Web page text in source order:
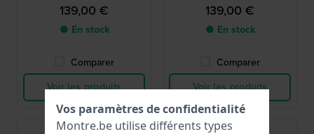
139,00 €
● En stock
Comparer
Voir les produits
139,00 €
● En stock
Comparer
Voir les produits
Vos paramètres de confidentialité
Montre.be utilise différents types